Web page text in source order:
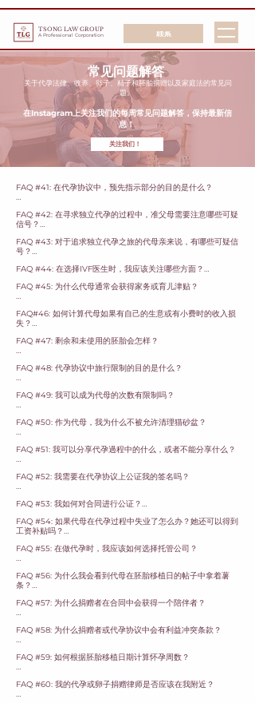
TSONG LAW GROUP
A Professional Corporation 联系
常见问题解答
关于代孕法律、收养、卵子、精子和胚胎捐赠以及家庭法的常见问
题。
在Instagram上关注我们的每周常见问题解答，保持最新信
息！
关注我们！
FAQ #41: 在代孕协议中，预先指示部分的目的是什么？
威胁状况的情境。
它允许准父母请求维持生命的措施，以确保即使代母面临生命威
胁，也能顺利分娩。
典型的条款会说明，当代母的怀孕达到可存活阶段，并且治疗医
生认为将代母放置在生命维持设备上对婴儿的健康是必要时，代
母及其配偶将同意继续使用生命维持设备以保持妊娠。
协议中的这一部分通常将未覆盖的医疗费用分配给准父母。一些
条款会要求代母提前准备预先指示。尽管此事件非常罕见，但这
是在合同审查中需要仔细讨论的重要部分。
FAQ #42: 在寻求独立代孕的过程中，准父母需要注意哪些可疑
信号？
代母位于其他国家。在大多数情况下，这种情况很难处理。
曾被机构拒绝的代母。机构对代母通过医疗筛查所需的条件非常
了解。如果代母曾向机构申请并被拒绝，通常她也会被您的诊所
拒绝。
听起来太美好的事情。代母的需求很高，关于代母补偿的信息也
足够丰富，让人们能够了解市场价格。虽然代母会对家人和朋友
给予折扣，但要小心那些未知的候选人，他们提出免费或远低于
市场价格的代孕服务。
FAQ #43: 对于追求独立代孕之旅的代母亲来说，有哪些可疑信
号？
微管理的准父母。如果准父母表现出会对您的怀孕进行微管理的
迹象，那么他们就需要通过机构或代理人来处理相关事宜，这样
您就不必直接与他们打交道。
无法达成补偿协议。在起草合同之前，确定好您的补偿方案是很
重要的。如果您无法与准父母就补偿方案达成一致，或者在最后
时刻进行了更改，这就是一个红旗信号。
准父母不愿意建立托管账户，未能足额资金托管，或未能保持托
管账户足够长的时间。托管账户可以保护代母亲，确保有足够的
资金支付您的补偿和费用。您的律师应当告知您托管账户中应存
入多少资金以及应保持多长时间。如果准父母在支付方面有困
FAQ #44: 在选择IVF医生时，我应该关注哪些方面？
大多数人会查看SART上的怀孕和活产成功率。辅助生殖技术协会
（Society for Assisted Reproductive Technology）是致力
于为寻求IVF和其他辅助生殖程序的人士设定和维持最高护理标准
的主要组织。
大多数人会考虑地点，因为他们可能需要在诊所内进行胚胎创
建。要考虑诊所在代孕方面的限制程度，他们的候选人是否会在
这里被排除，而在其他诊所则不会。
大多数人应该考虑是否有团队成员专门负责第三方生殖。
FAQ #45: 为什么代母通常会获得家务或育儿津贴？
家务和育儿津贴的目的是为了让代母在孕期发生相关健康问题
时，不需要继续进行家务或照顾孩子的活动。如果她被迫做这些
事情，可能会导致早产或流产。
因此，从某种意义上说，这项福利帮助了准父母，因为它给予代
母一个不超出自己极限的福利。
此外，许多 IVF 诊所不允许孩子在场，因此代母可能需要育儿
服务以便参加 IVF 预约。
FAQ#46: 如何计算代母如果有自己的生意或有小费时的收入损
失？
有几种方法可以做到这一点。一种方法是查看她的税单，查看她
报告的年收入，并计算每日或每小时的工资。
第二种方法可以查看银行对账单，看看有多少收入被存入，因为
并不是所有收入都会报告给国税局（IRS）。
第三种方法可以是自我报告的收入，但通常这可能会限制在最低
工资或合理的费率。
第四种方法可以是雇用助手来协助她完成任务的费用。例如，拥
有日托生意的代母可以雇用助手来进行看护儿童的工作。
FAQ #47: 剩余和未使用的胚胎会怎样？
他们可以通过胚胎捐赠合同将胚胎捐赠给其他夫妇。
他们可以将其捐赠给科学用于医学研究。
他们可以选择处置和销毁胚胎。
最后，生育患者可以选择将胚胎保持冷冻状态，这样可以保持冷
冻多年。
通常，保持胚胎冷冻会收取年度费用。
FAQ #48: 代孕协议中旅行限制的目的是什么？
两个原因：
大多数情况下，父母权利判决在美国以外地区不会生效。例如，
在墨西哥，代孕母亲将自动出现在出生证明上。
不久前，准父母还需要担心寨卡病毒传播，这可能导致出生缺
陷。
航空旅行： 在妊娠的前三个月和最后的三个月里，乘飞机旅行
可能对怀孕构成危险。
协议中通常规定，在妊娠 x 周后不得跨州旅行，且在妊娠 x 周
后不得在距离医院超过 100 英里的地方旅行。这可以防止代孕
母亲在一个对代孕不友好的州或不承认父母权利命令的州提前分
高。
FAQ #49: 我可以成为代母的次数有限制吗？
州，该州要求代母成功代孕交付不得超过两次。这项法律可能旨
在防止某人将代孕作为终身职业。
许多代孕机构限制代母为6次生育，并且之前有过2次剖腹产。
FAQ #50: 作为代母，我为什么不被允许清理猫砂盆？
儿可能是有害的。
猫可以通过吃小型啮齿动物或其他小动物感染弓形虫，这种寄生
虫通过粪便排出，因此可以传播给接触污垢猫砂盆的人。
为了预防感染，应该让猫待在室内，并让其他人来清理猫砂盆。
FAQ #51: 我可以分享代孕過程中的什么，或者不能分享什么？
大多数合同中都有关于保密的条款。
我们的标准条款禁止透露可能识别其他方的信息，例如他们的姓
名、照片和他们的位置。
通常，各方可以沟通他们的代孕经历，发布并告诉他人他们正在
进行代孕，或发布他们怀孕的照片。
合同的条款，例如补偿，可能也是保密的。
请务必阅读保密条款，因为你的条款可能与我们的不同，并且这
也是可以谈判的内容。
FAQ #52: 我需要在代孕协议上公证我的签名吗？
这些州包括加利福尼亚州、纽约州、华盛顿州（尽管可以有见证
人）。
有时国际准父母可能需要公证代孕协议，因此即使法律没有要
求，相关方仍可能会进行公证。
最后，有时进行公证是个好主意，可以防止关于某人是否签署合
同的争议。
FAQ #53: 我如何对合同进行公证？
您可以将合同打印出来，然后去公共公证人处。您当地的邮局、
UPS和Fedex Kinkos通常提供公证、打印和扫描服务。
如果您的律师认为可以，您还可以使用在线公证服务。
一些网站，如notarize.com，提供随时公证的服务，尽管您需
要提供社会安全号码。
如果您不是美国居民，您可能需要您的律师安排一个特殊的网络
公证服务，或者您可以前往美国领事馆或大使馆进行国际公证。
FAQ #54: 如果代母在代孕过程中失业了怎么办？她还可以得到
工资补贴吗？
如果她找到新工作且没有提供所需的工资单，她也将不符合获得
失去工资的资格。
如果代母失去就业，她应申请失业保险。
在加利福尼亚州，失业保险最长可持续26周，并替代她之前工
资的60%。
代母还应通知准父母和代理机构，如果她的保险因失业而终止。
各方可以决定是否根据《综合预算协调法案》(COBRA) 继续保
险。
FAQ #55: 在做代孕时，我应该如何选择托管公司？
务和专业经验来管理交易和付款。
确保托管公司提供访问余额和付款请求的方式，以便快速发现错
误和未经授权的交易。
声誉
寻求专业人士或前客户的推荐，以确认您潜在的托管公司的可靠
性。
保护措施
确保托管公司具备足够的保险，以防范网络攻击、盗窃和错误所
导致的潜在损失。
FAQ #56: 为什么我会看到代母在胚胎移植日的帖子中拿着薯
条？
代母在移植日的帖子中拿着薯条是一种在社交媒体上出现的俏皮
趋势。
这个想法基于一种幽默的关联，即吃薯条与胚胎植入之间存在某
种联系。尽管没有科学证据支持这一说法，但一些帖子建议薯条
中的盐分可能会对胚胎植入有所帮助。
这是一种有趣的方式，让代母和那些参与试管婴儿旅程的人分享
他们的经历，营造出一个积极和支持的社区，围绕着他们生活中
这个重要时刻。
FAQ #57: 为什么捐赠者在合同中会获得一个陪伴者？
她将在麻醉下进行手术。
取卵后，捐赠者独自返回酒店并不安全。
此外，陪伴者还会在取卵旅行期间提供陪伴和支持，帮助确保捐
赠者的安全，因为她将身处一个新城市。
FAQ #58: 为什么捐赠者或代孕协议中会有利益冲突条款？
律师费用进行支付。
这是因为捐赠者或代孕者不应该自己承担律师费用。 然而，当
另一方支付他们的律师费用时，这确实会导致与他们律师之间潜
在的利益冲突。
FAQ #59: 如何根据胚胎移植日期计算怀孕周数？
胚胎移植后的怀孕第一周是从胚胎移植日期算起的两周加上胚胎
FAQ #60: 我的代孕或卵子捐赠律师是否应该在我附近？